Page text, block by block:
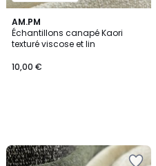
AM.PM
Échantillons canapé Kaori
texturé viscose et lin
10,00 €